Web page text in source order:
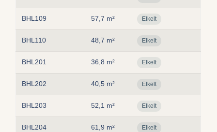
BHL109 57,7 m² Elkelt
BHL110 48,7 m² Elkelt
BHL201 36,8 m² Elkelt
BHL202 40,5 m² Elkelt
BHL203 52,1 m² Elkelt
BHL204 61,9 m² Elkelt